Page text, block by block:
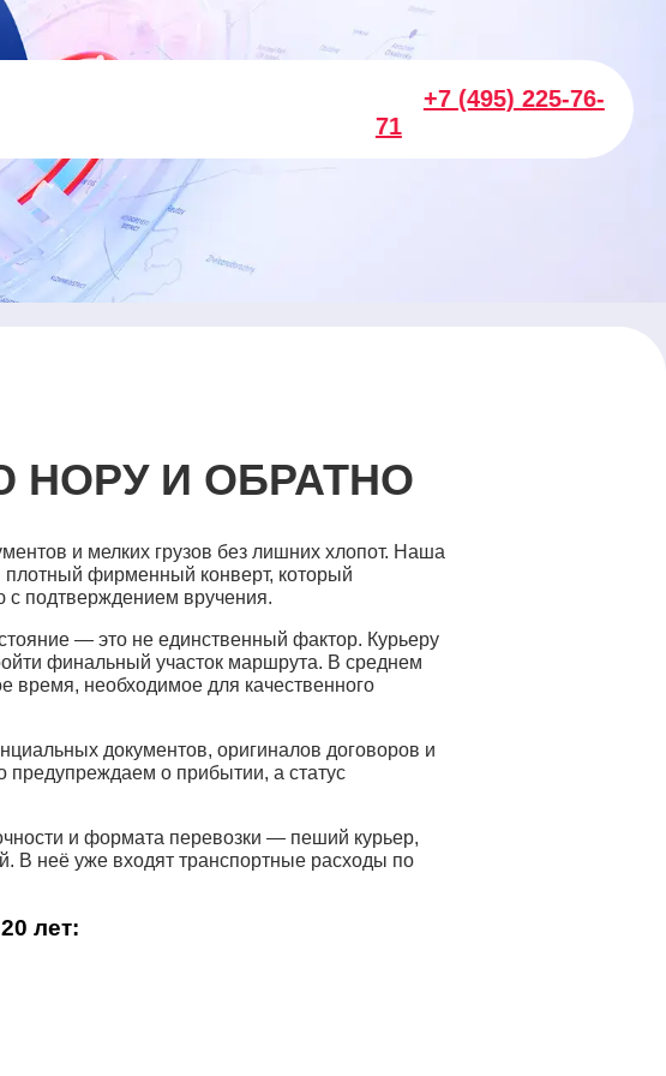
+7 (495) 225-76-
71
И ОБРАТНО
и мелких грузов без лишних хлопот. Наша
плотный фирменный конверт, который
с подтверждением вручения.
— это не единственный фактор. Курьеру
финальный участок маршрута. В среднем
время, необходимое для качественного
документов, оригиналов договоров и
предупреждаем о прибытии, а статус
и формата перевозки — пеший курьер,
В неё уже входят транспортные расходы по
лет: